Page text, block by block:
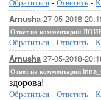
Arnusha 27-05-2018-
Ответ на комментарий
Обратиться - Ответить -
Arnusha 27-05-2018-
Ответ на комментарий
здорова!
Обратиться - Ответить -